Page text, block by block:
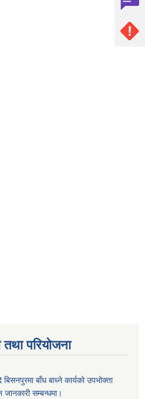
तथा परियोजना
बिसनपुरमा बाँध बाध्ने कार्यको उपभोक्ता
जानकारी सम्बन्धमा।